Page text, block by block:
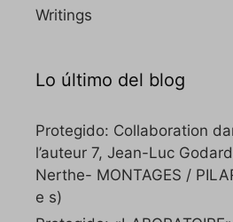
Writings
Lo último del blog
Protegido: Collaboration
l’auteur 7, Jean-Luc
Nerthe- MONTAGES /
e s)